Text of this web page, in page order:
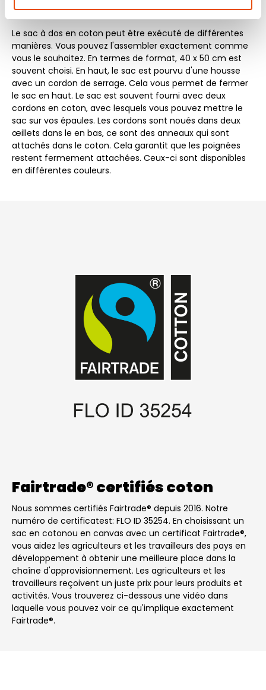
coton
Le sac à dos en coton peut être exécuté de différentes
manières. Vous pouvez l'assembler exactement comme
vous le souhaitez. En termes de format, 40 x 50 cm est
souvent choisi. En haut, le sac est pourvu d'une housse
avec un cordon de serrage. Cela vous permet de fermer
le sac en haut. Le sac est souvent fourni avec deux
cordons en coton, avec lesquels vous pouvez mettre le
sac sur vos épaules. Les cordons sont noués dans deux
œillets dans le en bas, ce sont des anneaux qui sont
attachés dans le coton. Cela garantit que les poignées
restent fermement attachées. Ceux-ci sont disponibles
en différentes couleurs.
Fairtrade® certifiés coton
Nous sommes certifiés Fairtrade® depuis 2016. Notre
numéro de certificatest: FLO ID 35254. En choisissant un
sac en cotonou en canvas avec un certificat Fairtrade®,
vous aidez les agriculteurs et les travailleurs des pays en
développement à obtenir une meilleure place dans la
chaîne d'approvisionnement. Les agriculteurs et les
travailleurs reçoivent un juste prix pour leurs produits et
activités. Vous trouverez ci-dessous une vidéo dans
laquelle vous pouvez voir ce qu'implique exactement
Fairtrade®.